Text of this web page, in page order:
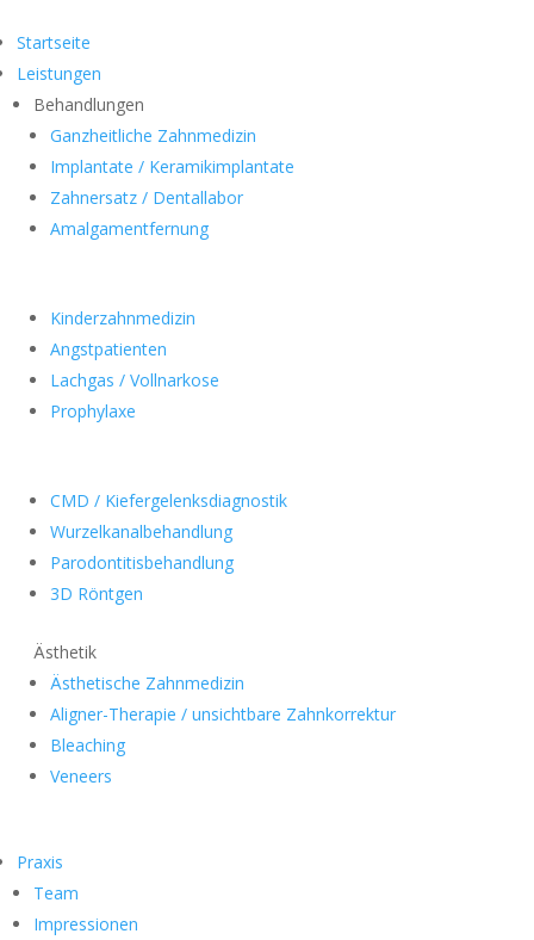
Startseite
Leistungen
Behandlungen
Ganzheitliche Zahnmedizin
Implantate / Keramikimplantate
Zahnersatz / Dentallabor
Amalgamentfernung
Kinderzahnmedizin
Angstpatienten
Lachgas / Vollnarkose
Prophylaxe
CMD / Kiefergelenksdiagnostik
Wurzelkanalbehandlung
Parodontitisbehandlung
3D Röntgen
Ästhetik
Ästhetische Zahnmedizin
Aligner-Therapie / unsichtbare Zahnkorrektur
Bleaching
Veneers
Praxis
Team
Impressionen